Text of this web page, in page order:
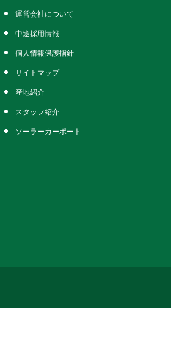
運営会社について
中途採用情報
個人情報保護指針
サイトマップ
産地紹介
スタッフ紹介
ソーラーカーポート